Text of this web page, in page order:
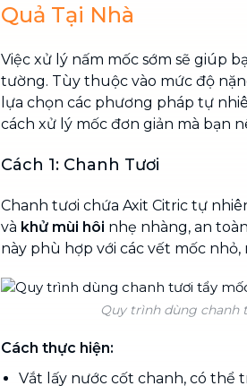
Quả Tại Nhà
Việc xử lý nấm mốc sớm sẽ giúp
tường. Tùy thuộc vào mức độ
lựa chọn các phương pháp tự
cách xử lý mốc đơn giản mà bạn
Cách 1: Chanh Tươi
Chanh tươi chứa Axit Citric tự
và khử mùi hôi nhẹ nhàng, an
này phù hợp với các vết mốc nhỏ,
Quy trình dùng chanh
Cách thực hiện:
Vắt lấy nước cốt chanh, có